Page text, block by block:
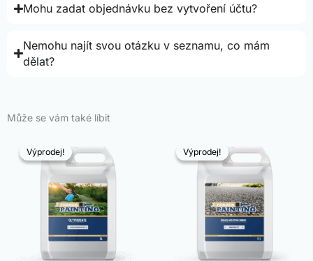
Mohu zadat objednávku bez vytvoření účtu?
Nemohu najít svou otázku v seznamu, co mám
dělat?
Může se vám také líbit
Výprodej!
Výprodej! Výprodej!
Výprodej!